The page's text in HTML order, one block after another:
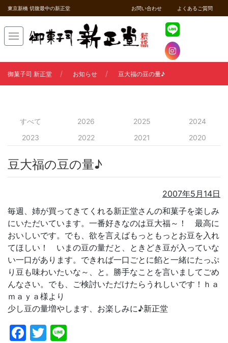
東京新橋 切腹最中の新正堂 お問い合わせ よくあるご質問
御菓子司 新正堂 お知らせ 豆大福の豆の量♪
すべて 2026 2025
2024
2023
2022 2021 2020
豆大福の豆の量♪
2007年5月14日
毎週、姉が買ってきてくれる新正堂さんの和菓子を楽しみ
にいただいています。一番好きなのは豆大福～！ 最高に
おいしいです。でも、欲を言えばもっともっとお豆を入れ
てほしい！ いまの豆の量だと、ときどき豆が入っていな
い一口があります。できれば一口ごとに餡と一緒にたっぷ
り豆も味わいたいな～、と。勝手なことを言いましてごめ
んなさい。でも、ご検討いただけたらうれしいです！ｈａ
ｍａｙａ様より
少し豆の量増やします、お楽しみに♪新正堂
Facebook
Twitter